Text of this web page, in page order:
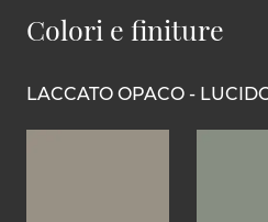
Colori e finiture
LACCATO OPACO -